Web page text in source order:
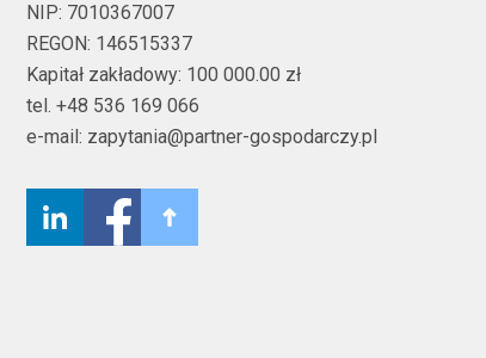
NIP: 7010367007
REGON: 146515337
Kapitał zakładowy: 100 000.00 zł
tel. +48 536 169 066
e-mail: zapytania@partner-gospodarczy.pl